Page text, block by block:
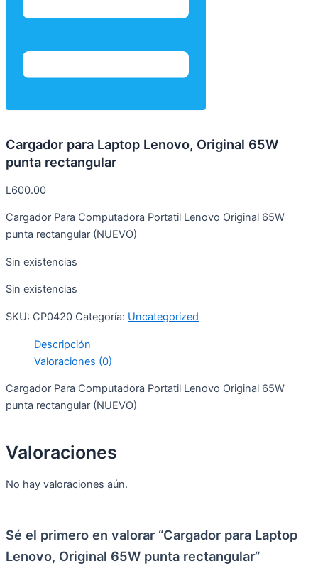
Cargador para Laptop Lenovo, Original 65W
punta rectangular
L600.00
Cargador Para Computadora Portatil Lenovo Original 65W
punta rectangular (NUEVO)
Sin existencias
Sin existencias
SKU: CP0420 Categoría: Uncategorized
Descripción
Valoraciones (0)
Cargador Para Computadora Portatil Lenovo Original 65W
punta rectangular (NUEVO)
Valoraciones
No hay valoraciones aún.
Sé el primero en valorar “Cargador para Laptop
Lenovo, Original 65W punta rectangular”